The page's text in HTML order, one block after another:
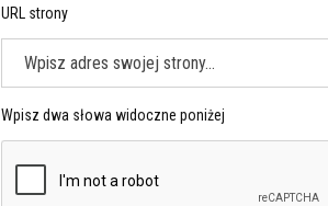
URL strony
Wpisz dwa słowa widoczne poniżej